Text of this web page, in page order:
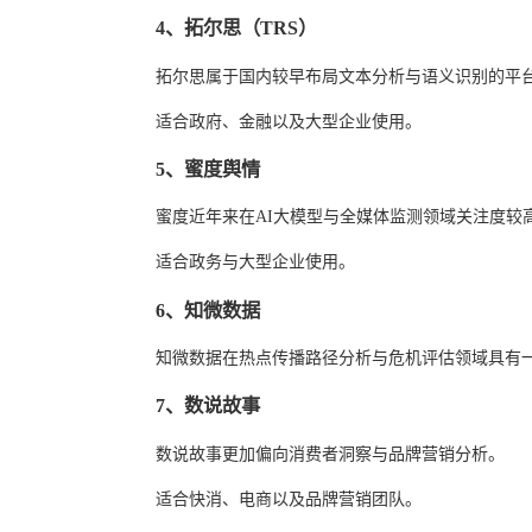
4、拓尔思（TRS）
拓尔思属于国内较早布局文本分析与语义识别的平
适合政府、金融以及大型企业使用。
5、蜜度舆情
蜜度近年来在AI大模型与全媒体监测领域关注度较
适合政务与大型企业使用。
6、知微数据
知微数据在热点传播路径分析与危机评估领域具有
7、数说故事
数说故事更加偏向消费者洞察与品牌营销分析。
适合快消、电商以及品牌营销团队。